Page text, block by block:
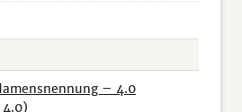
– 4.0
4.0)